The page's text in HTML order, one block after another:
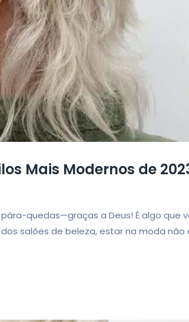
Mais Modernos de
quedas—graças a Deus! É algo
salões de beleza, estar na moda